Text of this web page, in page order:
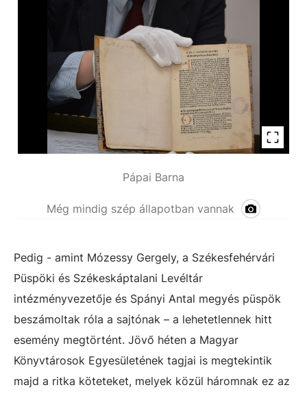
Pápai Barna
Még mindig szép állapotban vannak
Pedig - amint Mózessy Gergely, a Székesfehérvári
Püspöki és Székeskáptalani Levéltár
intézményvezetője és Spányi Antal megyés püspök
beszámoltak róla a sajtónak – a lehetetlennek hitt
esemény megtörtént. Jövő héten a Magyar
Könyvtárosok Egyesületének tagjai is megtekintik
majd a ritka köteteket, melyek közül háromnak ez az